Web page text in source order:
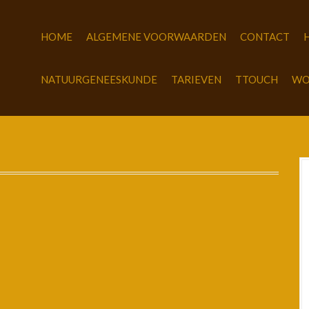
HOME ALGEMENE VOORWAARDEN CONTACT
NATUURGENEESKUNDE TARIEVEN TTOUCH